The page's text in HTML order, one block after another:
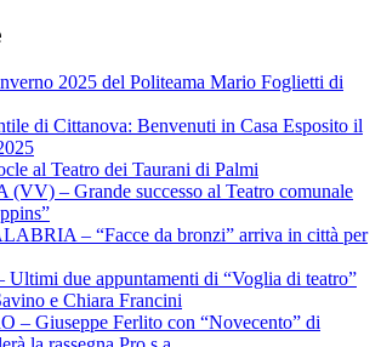
2025 del Politeama Mario Foglietti di
di Cittanova: Benvenuti in Casa Esposito il
al Teatro dei Taurani di Palmi
– Grande successo al Teatro comunale
– “Facce da bronzi” arriva in città per
due appuntamenti di “Voglia di teatro”
e Chiara Francini
– Giuseppe Ferlito con “Novecento” di